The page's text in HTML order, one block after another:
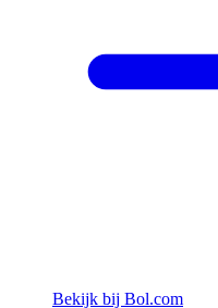
Bekijk bij Bol.com